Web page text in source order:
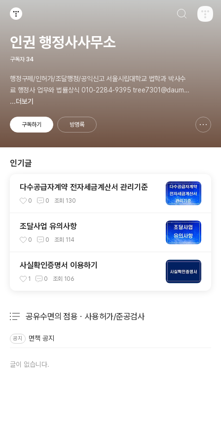
인권 행정사사무소
구독자 34
행정구제/인허가/조달행정/공익신고 서울시립대학교 법학과 박사수
료 행정사 업무와 법률상식 010-2284-9395 tree7301@daum.n
et
...더보기
구독하기 방명록
인기글
다수공급자계약 전자세금계산서 관리기준
0 0 조회 130
조달사업 유의사항
0 0 조회 114
사실확인증명서 이용하기
1 0 조회 106
공유수면의 점용ㆍ사용허가/준공검사
공지 면책 공지
글이 없습니다.